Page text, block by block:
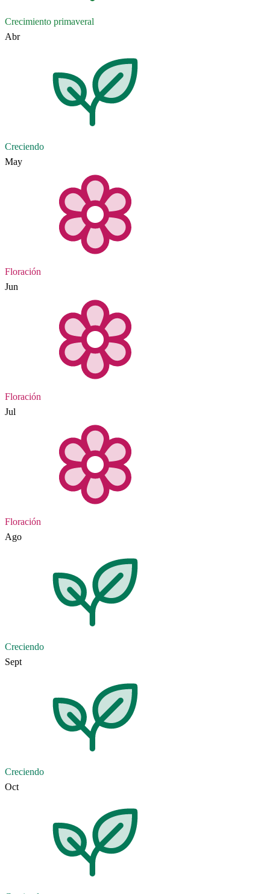
Crecimiento primaveral
Abr
Creciendo
May
Floración
Jun
Floración
Jul
Floración
Ago
Creciendo
Sept
Creciendo
Oct